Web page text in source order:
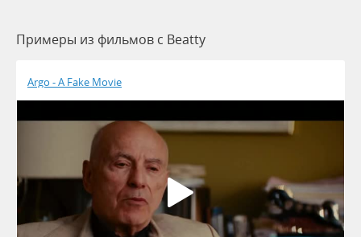
Примеры из фильмов c Beatty
Argo - A Fake Movie